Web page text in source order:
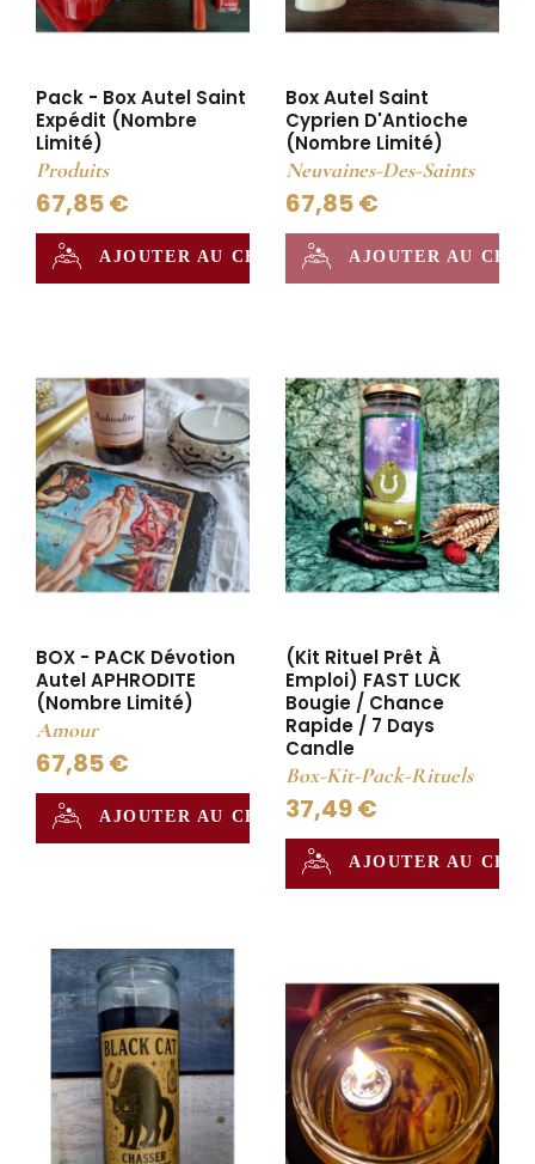
Pack - Box Autel Saint
Expédit (nombre
Limité)
Produits
67,85 €
AJOUTER AU CHAUDRON
Box Autel Saint
Cyprien D'Antioche
(nombre Limité)
Neuvaines-Des-Saints
67,85 €
AJOUTER AU
BOX - PACK Dévotion
Autel APHRODITE
(nombre Limité)
Amour
67,85 €
AJOUTER AU CHAUDRON
(Kit Rituel Prêt À
Emploi) FAST LUCK
Bougie / Chance
Rapide / 7 Days
Candle
Box-Kit-Pack-Rituels
37,49 €
AJOUTER AU